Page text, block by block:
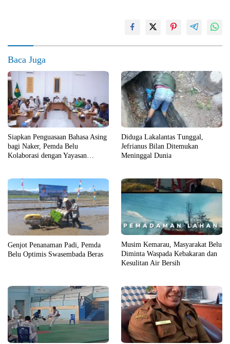
Baca Juga
Siapkan Penguasaan Bahasa Asing
bagi Naker, Pemda Belu
Kolaborasi dengan Yayasan
Diduga Lakalantas Tunggal,
Jefrianus Bilan Ditemukan
Meninggal Dunia
Genjot Penanaman Padi, Pemda
Belu Optimis Swasembada Beras
Musim Kemarau, Masyarakat Belu
Diminta Waspada Kebakaran dan
Kesulitan Air Bersih